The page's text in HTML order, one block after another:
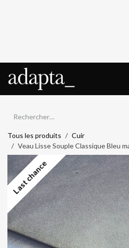
Tous les produits
Cuir
Veau Lisse Souple Classique Bleu
Last chance